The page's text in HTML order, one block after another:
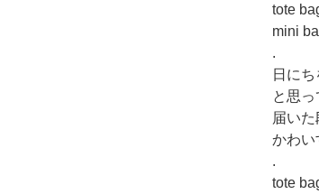
tote
mini
.
日に
と思っ
届い
かわい
.
tote